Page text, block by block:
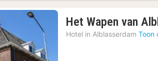
Het Wapen van
Hotel in Alblasserdam Toon